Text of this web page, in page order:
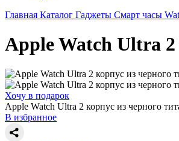
Главная Каталог Гаджеты Смарт часы
Apple Watch Ultra
Хочу в подарок
Apple Watch Ultra 2 корпус из черного
В избранное